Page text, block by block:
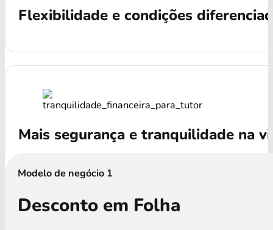
Flexibilidade e condições
Mais segurança e tranquilidade na
Modelo de negócio 1
Desconto em Folha